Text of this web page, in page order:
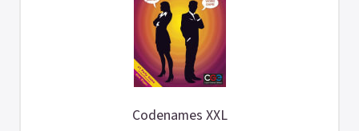
Codenames XXL